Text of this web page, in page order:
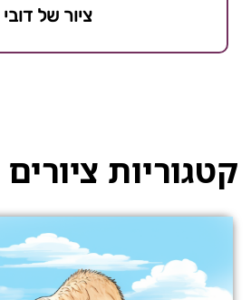
ציור של דובי
קטגוריות ציורים